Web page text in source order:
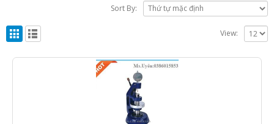
Sort By:
View: